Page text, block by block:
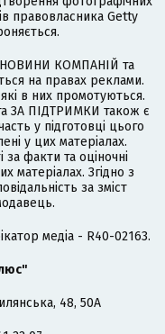
правовласника Getty
НОВИНИ КОМПАНІЙ та
на правах реклами.
в них промотуються.
ЗА ПІДТРИМКИ також є
у підготовці цього
у цих матеріалах.
за факти та оціночні
матеріалах. Згідно з
за зміст
медіа - R40-02163.
48, 50А